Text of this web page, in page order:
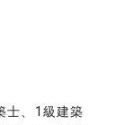
士、1級建築